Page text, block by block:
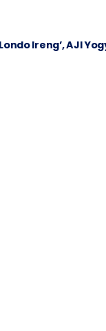
Ireng’, AJI